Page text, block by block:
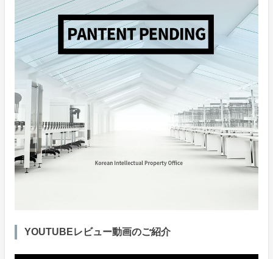
YOUTUBEレビュー動画のご紹介